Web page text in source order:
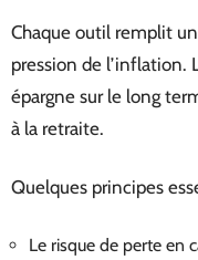
Chaque outil remplit
pression de l’inflation.
épargne sur le long
à la retraite.
Quelques principes
Le risque de perte en